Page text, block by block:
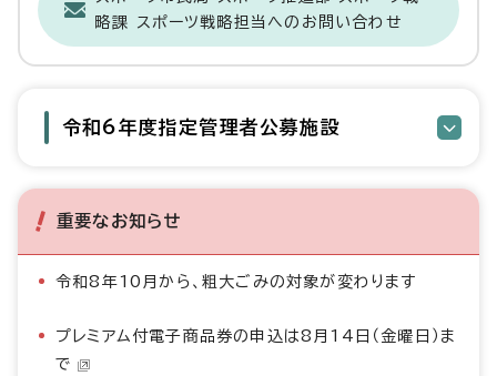
略課 スポーツ戦略担当へのお問い合わせ
令和6年度指定管理者公募施設
重要なお知らせ
令和8年10月から、粗大ごみの対象が変わります
プレミアム付電子商品券の申込は8月14日（金曜日）ま
で